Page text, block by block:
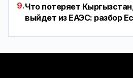
9.Что потеряет
выйдет из ЕАЭС: разбор